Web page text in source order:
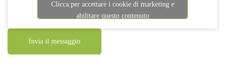
Clicca per accettare i cookie di marketing e
abilitare questo contenuto
Invia il messaggio